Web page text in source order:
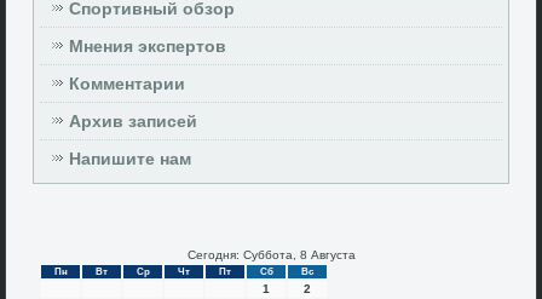
Спортивный обзор
Мнения экспертов
Комментарии
Архив записей
Напишите нам
Сегодня: Суббота, 8 Августа
Пн Вт Ср Чт Пт Сб Вс
1
2